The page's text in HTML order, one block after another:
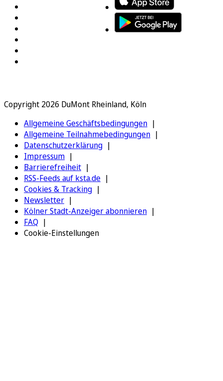
Copyright 2026 DuMont Rheinland, Köln
Allgemeine Geschäftsbedingungen
Allgemeine Teilnahmebedingungen
Datenschutzerklärung
Impressum
Barrierefreiheit
RSS-Feeds auf ksta.de
Cookies & Tracking
Newsletter
Kölner Stadt-Anzeiger abonnieren
FAQ
Cookie-Einstellungen